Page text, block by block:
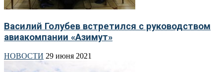
Василий Голубев встретился с руководством
авиакомпании «Азимут»
НОВОСТИ 29 июня 2021